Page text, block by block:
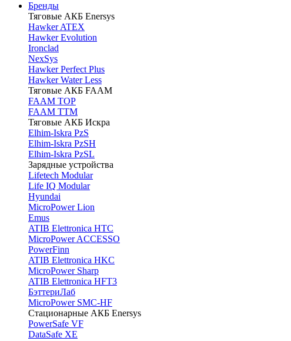
Бренды
Тяговые АКБ Enersys
Hawker ATEX
Hawker Evolution
Ironclad
NexSys
Hawker Perfect Plus
Hawker Water Less
Тяговые АКБ FAAM
FAAM TOP
FAAM TTM
Тяговые АКБ Искра
Elhim-Iskra PzS
Elhim-Iskra PzSH
Elhim-Iskra PzSL
Зарядные устройства
Lifetech Modular
Life IQ Modular
Hyundai
MicroPower Lion
Emus
ATIB Elettronica HTC
MicroPower ACCESSO
PowerFinn
ATIB Elettronica HKC
MicroPower Sharp
ATIB Elettronica HFT3
БэттериЛаб
MicroPower SMC-HF
Стационарные АКБ Enersys
PowerSafe VF
DataSafe XE